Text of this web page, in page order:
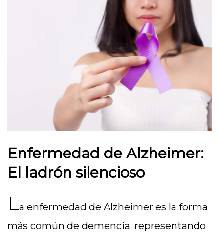
Enfermedad de Alzheimer:
El ladrón silencioso
La enfermedad de Alzheimer es la forma
más común de demencia, representando